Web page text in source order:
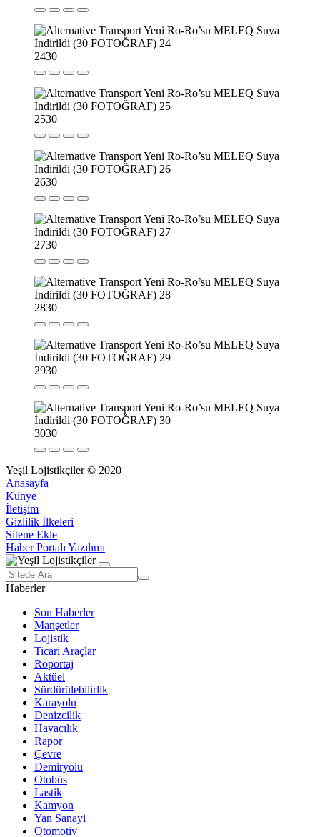
2430
2530
2630
2730
2830
2930
3030
Yeşil Lojistikçiler © 2020
Anasayfa
Künye
İletişim
Gizlilik İlkeleri
Sitene Ekle
Haber Portalı Yazılımı
Haberler
Son Haberler
Manşetler
Lojistik
Ticari Araçlar
Röportaj
Aktüel
Sürdürülebilirlik
Karayolu
Denizcilik
Havacılık
Rapor
Çevre
Demiryolu
Otobüs
Lastik
Kamyon
Yan Sanayi
Otomotiv